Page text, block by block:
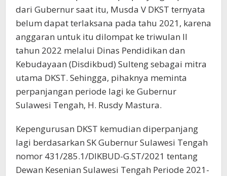
dari Gubernur saat itu, Musda V DKST ternyata
belum dapat terlaksana pada tahu 2021, karena
anggaran untuk itu dilompat ke triwulan II
tahun 2022 melalui Dinas Pendidikan dan
Kebudayaan (Disdikbud) Sulteng sebagai mitra
utama DKST. Sehingga, pihaknya meminta
perpanjangan periode lagi ke Gubernur
Sulawesi Tengah, H. Rusdy Mastura.
Kepengurusan DKST kemudian diperpanjang
lagi berdasarkan SK Gubernur Sulawesi Tengah
nomor 431/285.1/DIKBUD-G.ST/2021 tentang
Dewan Kesenian Sulawesi Tengah Periode 2021-